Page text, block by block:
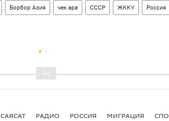
Борбор Азия чек ара СССР ЖККУ Россия
САЯСАТ РАДИО РОССИЯ МИГРАЦИЯ